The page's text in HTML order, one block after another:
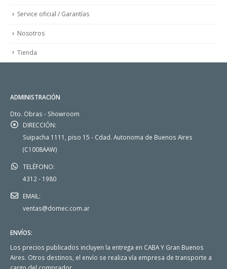
Service oficial / Garantías
Nosotros
Tienda
ADMINISTRACIÓN
Dto. Obras - Showroom
DIRECCIÓN:
Suipacha 1111, piso 15 - Cdad. Autonoma de Buenos Aires
(C1008AAW)
TELÉFONO:
4312 - 1980
EMAIL:
ventas@domec.com.ar
ENVÍOS:
Los precios publicados incluyen la entrega en CABA Y Gran Buenos
Aires. Otros destinos, el envío se realiza vía empresa de transporte a